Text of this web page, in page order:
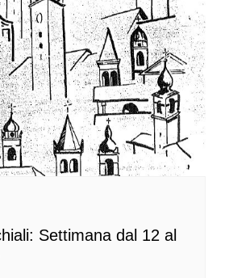
Settimana dal 12 al